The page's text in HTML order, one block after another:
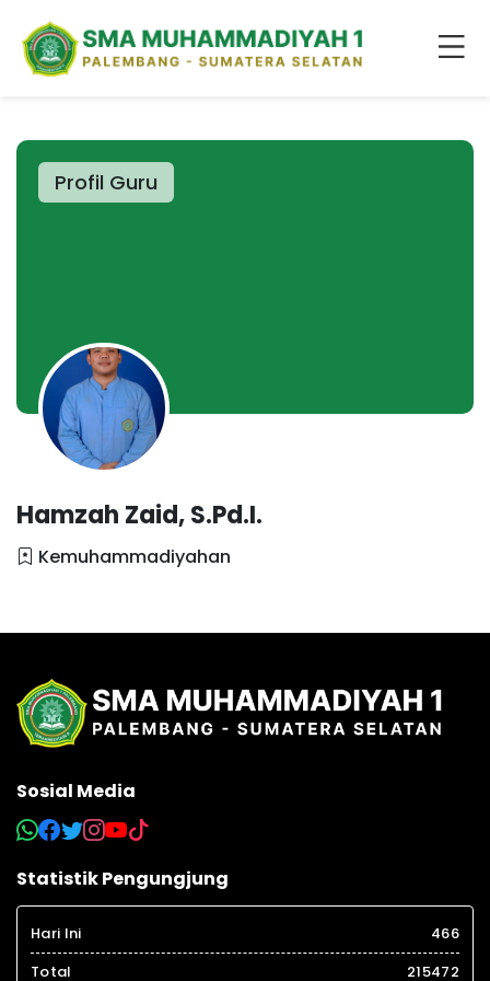
Profil Guru
Hamzah Zaid, S.Pd.I.
Kemuhammadiyahan
Sosial Media
Statistik Pengungjung
Hari Ini
466
Total
215472